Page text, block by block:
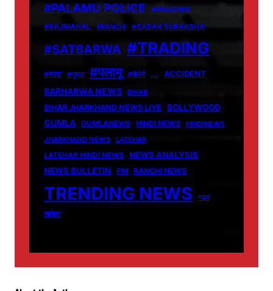
#PALAMU POLICE
#PANDWA
#RAJMAHAL
#RANCHI #SADAK SURAKSHA
#SATBARWA #TRADING
#गढ़वा #गुमला #पलामू #बीजेपी … ACCIDENT
BARHARWA NEWS BIHAR
BIHAR JHARKHAND NEWS LIVE BOLLYWOOD
GUMLA GUMLANEWS HINDI NEWS
HINDINEWS
JHARKHAND NEWS
LATEHAR
LATEHAR HINDI NEWS
NEWS ANALYSIS
NEWS BULLETIN PM RANCHI NEWS
TRENDING NEWS
गढ़वा
लातेहार